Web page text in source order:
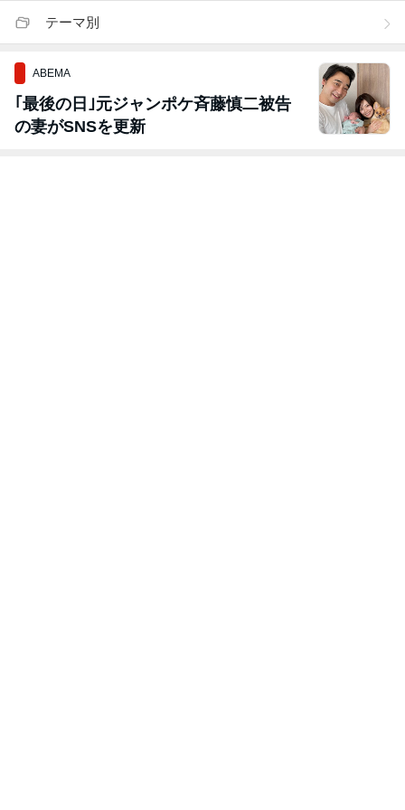
テーマ別
ABEMA
｢最後の日｣元ジャンポケ斉藤慎二被告
の妻がSNSを更新